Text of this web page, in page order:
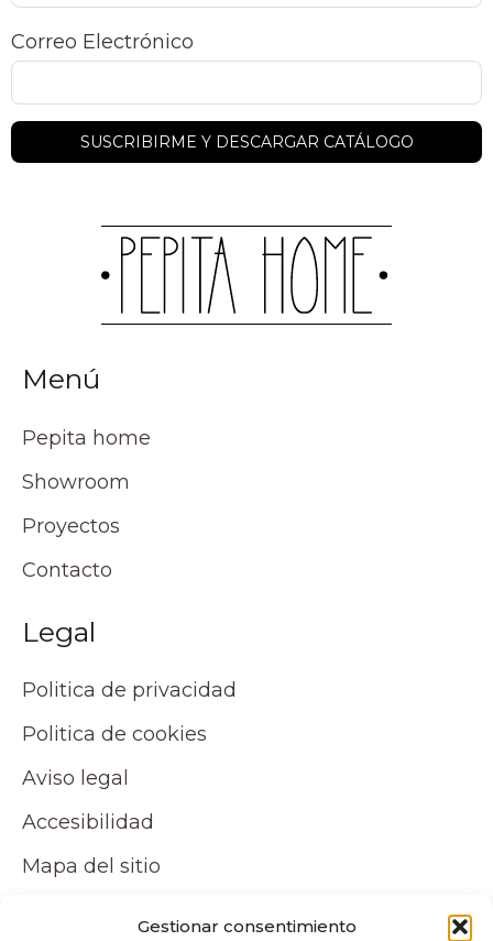
Gestionar consentimiento
Correo Electrónico
Menú
Pepita home
Showroom
Proyectos
Contacto
Legal
Politica de privacidad
Politica de cookies
Aviso legal
Accesibilidad
Mapa del sitio
Tu cuenta